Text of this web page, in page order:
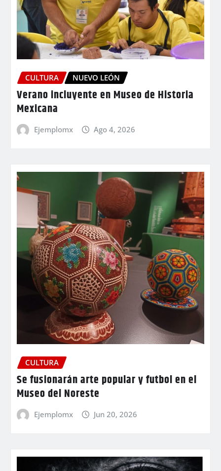
CULTURA NUEVO LEÓN
Verano incluyente en Museo de Historia
Mexicana
Ejemplomx Ago 4, 2026
CULTURA
Se fusionarán arte popular y futbol en el
Museo del Noreste
Ejemplomx Jun 20, 2026